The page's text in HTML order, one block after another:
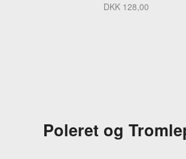
DKK 128,00
Poleret og